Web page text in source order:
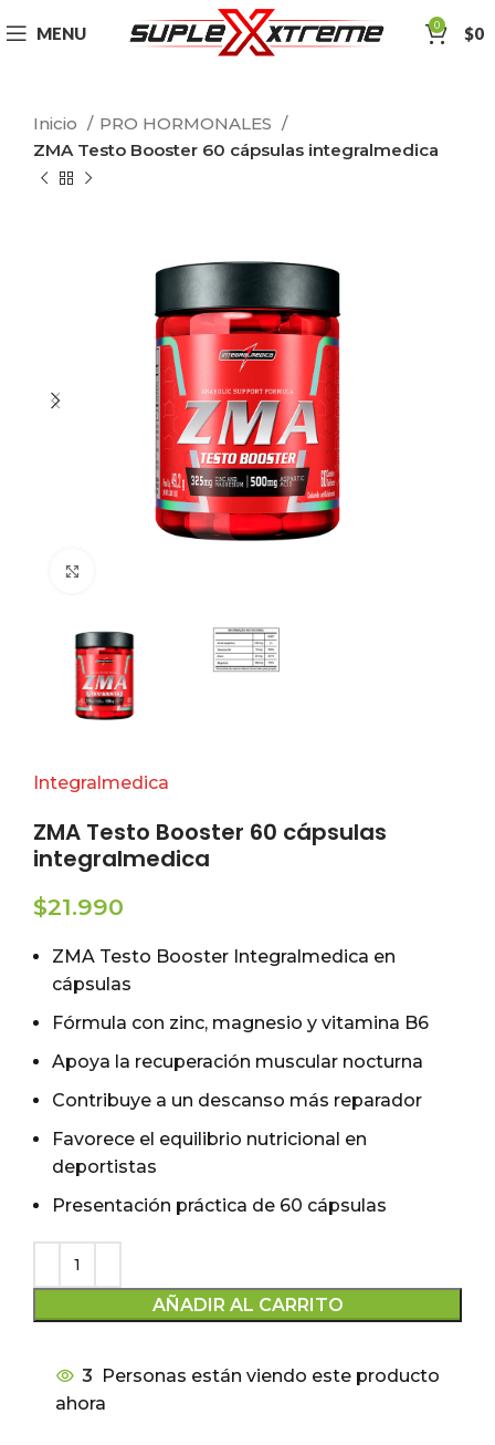
MENU 0 $0
Inicio
PRO HORMONALES
ZMA Testo Booster 60 cápsulas integralmedica
Integralmedica
ZMA Testo Booster 60 cápsulas
integralmedica
$21.990
ZMA Testo Booster Integralmedica en
cápsulas
Fórmula con zinc, magnesio y vitamina B6
Apoya la recuperación muscular nocturna
Contribuye a un descanso más reparador
Favorece el equilibrio nutricional en
deportistas
Presentación práctica de 60 cápsulas
AÑADIR AL CARRITO
3 Personas están viendo este producto
ahora